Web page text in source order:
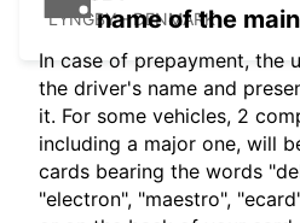
LYNGBY - DENMARK
name of the
In case of prepayment, the
the driver's name and
it. For some vehicles, 2
including a major one, will
cards bearing the words
"electron", "maestro",